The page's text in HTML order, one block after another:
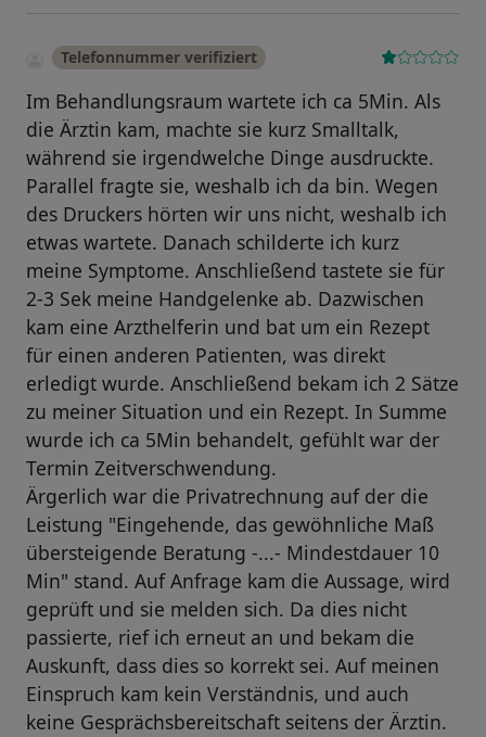
Telefonnummer verifiziert
Im Behandlungsraum wartete ich ca 5Min. Als
die Ärztin kam, machte sie kurz Smalltalk,
während sie irgendwelche Dinge ausdruckte.
Parallel fragte sie, weshalb ich da bin. Wegen
des Druckers hörten wir uns nicht, weshalb ich
etwas wartete. Danach schilderte ich kurz
meine Symptome. Anschließend tastete sie für
2-3 Sek meine Handgelenke ab. Dazwischen
kam eine Arzthelferin und bat um ein Rezept
für einen anderen Patienten, was direkt
erledigt wurde. Anschließend bekam ich 2 Sätze
zu meiner Situation und ein Rezept. In Summe
wurde ich ca 5Min behandelt, gefühlt war der
Termin Zeitverschwendung.
Ärgerlich war die Privatrechnung auf der die
Leistung "Eingehende, das gewöhnliche Maß
übersteigende Beratung -...- Mindestdauer 10
Min" stand. Auf Anfrage kam die Aussage, wird
geprüft und sie melden sich. Da dies nicht
passierte, rief ich erneut an und bekam die
Auskunft, dass dies so korrekt sei. Auf meinen
Einspruch kam kein Verständnis, und auch
keine Gesprächsbereitschaft seitens der Ärztin.